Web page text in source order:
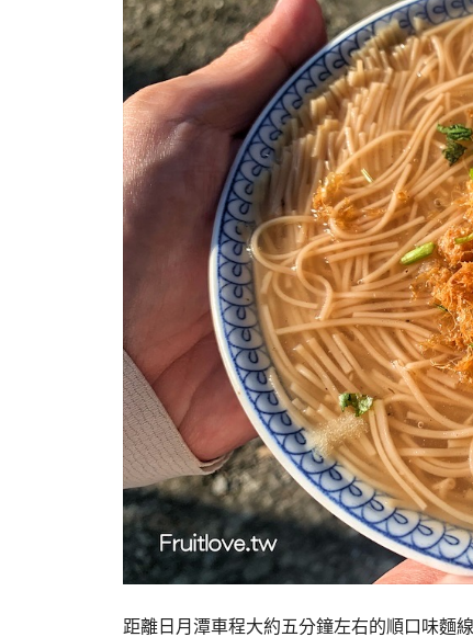
距離日月潭車程大約五分鐘左右的順口味麵